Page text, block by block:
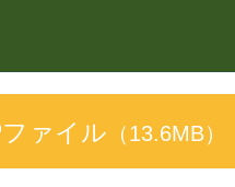
ァイル （13.6MB）